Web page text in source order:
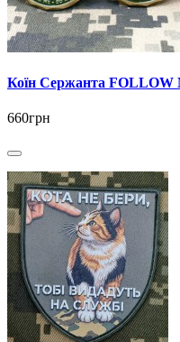
Коїн Сержанта
660грн